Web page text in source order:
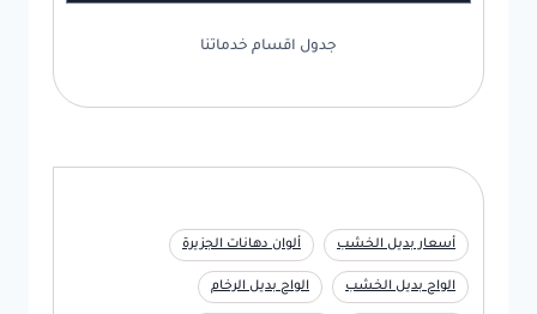
جدول اقسام خدماتنا
أسعار بديل الخشب ألوان دهانات الجزيرة
الواح بديل الخشب الواح بديل الرخام